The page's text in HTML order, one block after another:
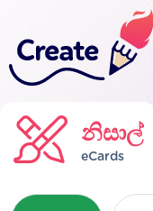
නිසාල්
eCards